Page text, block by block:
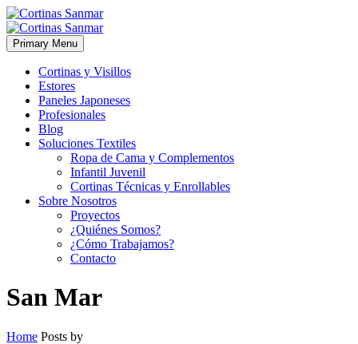
Primary Menu
Cortinas y Visillos
Estores
Paneles Japoneses
Profesionales
Blog
Soluciones Textiles
Ropa de Cama y Complementos
Infantil Juvenil
Cortinas Técnicas y Enrollables
Sobre Nosotros
Proyectos
¿Quiénes Somos?
¿Cómo Trabajamos?
Contacto
San Mar
Home Posts by